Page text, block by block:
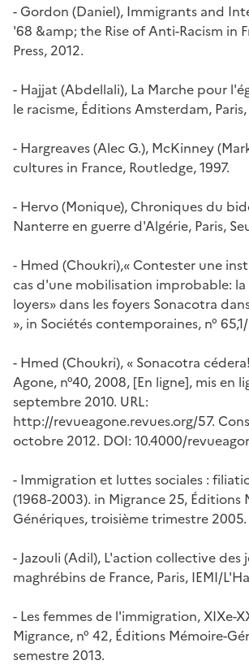
- Gordon (Daniel), Immigrants and
'68 &amp; the Rise of Anti-Racism in
Press, 2012.
- Hajjat (Abdellali), La Marche pour
le racisme, Éditions Amsterdam,
- Hargreaves (Alec G.), McKinney
cultures in France, Routledge, 1997.
- Hervo (Monique), Chroniques du
Nanterre en guerre d'Algérie, Paris,
- Hmed (Choukri),« Contester une
cas d'une mobilisation improbable: la
loyers» dans les foyers Sonacotra
», in Sociétés contemporaines, n°
- Hmed (Choukri), « Sonacotra
Agone, n°40, 2008, [En ligne], mis en
septembre 2010. URL:
http://revueagone.revues.org/57.
octobre 2012. DOI: 10.4000/
- Immigration et luttes sociales :
(1968-2003). in Migrance 25, Éditions
Génériques, troisième trimestre 2005.
- Jazouli (Adil), L'action collective des
maghrébins de France, Paris, IEMI/
- Les femmes de l'immigration, XIXe-
Migrance, n° 42, Éditions Mémoire-
semestre 2013.